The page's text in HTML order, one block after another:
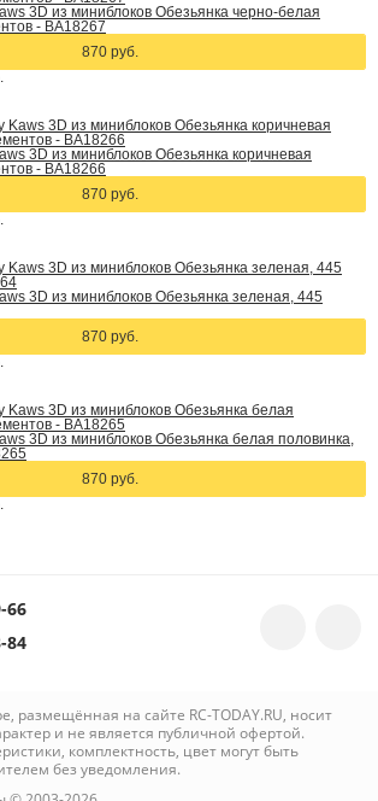
3D из миниблоков Обезьянка черно-белая
- BA18267
870 руб.
3D из миниблоков Обезьянка коричневая
- BA18266
870 руб.
3D из миниблоков Обезьянка зеленая, 445
870 руб.
3D из миниблоков Обезьянка белая половинка,
870 руб.
66
84
размещённая на сайте RC-TODAY.RU, носит
и не является публичной офертой.
комплектность, цвет могут быть
без уведомления.